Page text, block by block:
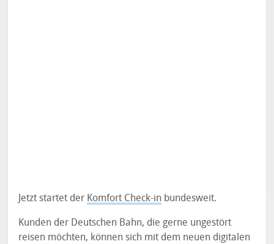
Jetzt startet der Komfort Check-in bundesweit.
Kunden der Deutschen Bahn, die gerne ungestört
reisen möchten, können sich mit dem neuen digitalen